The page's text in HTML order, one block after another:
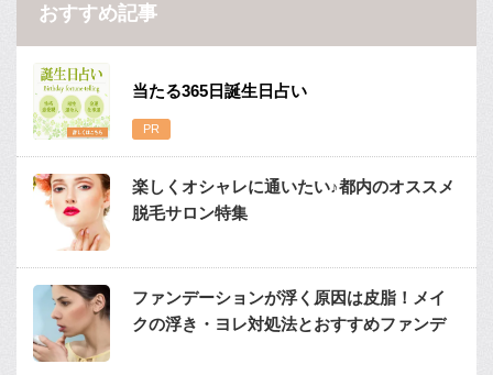
おすすめ記事
当たる365日誕生日占い
楽しくオシャレに通いたい♪都内のオススメ
脱毛サロン特集
ファンデーションが浮く原因は皮脂！メイ
クの浮き・ヨレ対処法とおすすめファンデ